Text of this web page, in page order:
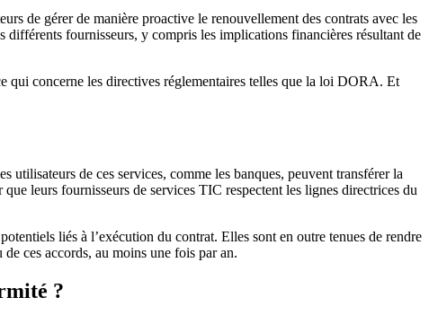
de gérer de manière proactive le renouvellement des contrats avec les
différents fournisseurs, y compris les implications financières résultant de
qui concerne les directives réglementaires telles que la loi DORA. Et
de ces services, comme les banques, peuvent transférer la
leurs fournisseurs de services TIC respectent les lignes directrices du
liés à l’exécution du contrat. Elles sont en outre tenues de rendre
ces accords, au moins une fois par an.
?